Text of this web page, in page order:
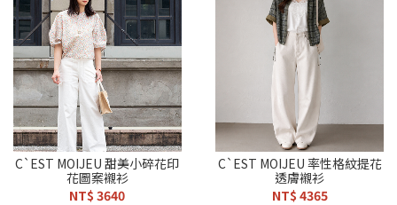
C`EST MOIJEU 甜美小碎花印
花圖案襯衫
NT$ 3640
C`EST MOIJEU 率性格紋提花
透膚襯衫
NT$ 4365